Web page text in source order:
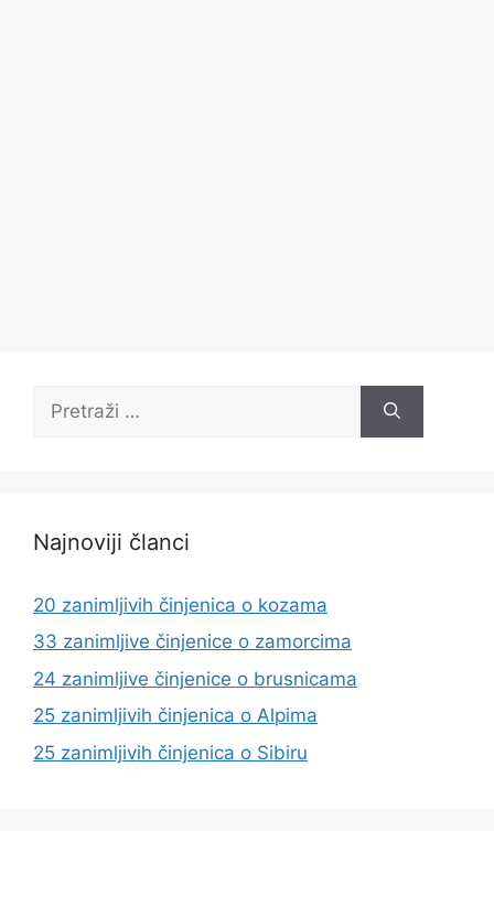
Najnoviji članci
20 zanimljivih činjenica o kozama
33 zanimljive činjenice o zamorcima
24 zanimljive činjenice o brusnicama
25 zanimljivih činjenica o Alpima
25 zanimljivih činjenica o Sibiru